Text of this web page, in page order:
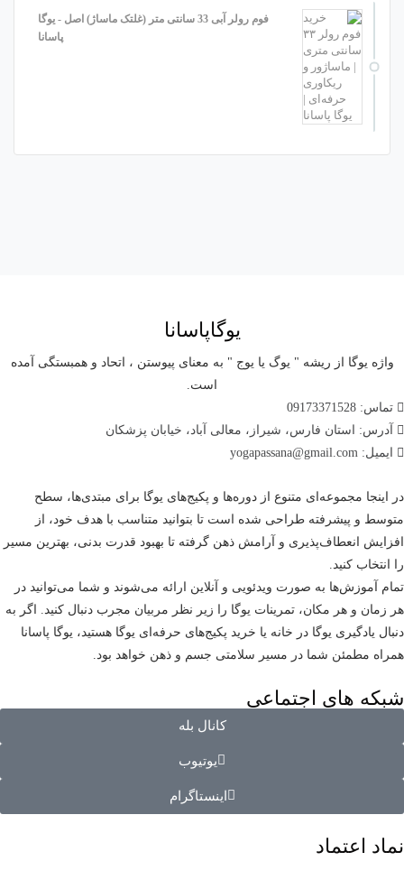
فوم رولر آبی 33 سانتی متر (غلتک ماساژ) اصل - یوگا
پاسانا
یوگاپاسانا
واژه یوگا از ریشه " یوگ یا یوج " به معنای پیوستن ، اتحاد و همبستگی آمده
است.
تماس: 09173371528
آدرس: استان فارس، شیراز، معالی آباد، خیابان پزشکان
ایمیل: yogapassana@gmail.com
در اینجا مجموعه‌ای متنوع از دوره‌ها و پکیج‌های یوگا برای مبتدی‌ها، سطح
متوسط و پیشرفته طراحی شده است تا بتوانید متناسب با هدف خود، از
افزایش انعطاف‌پذیری و آرامش ذهن گرفته تا بهبود قدرت بدنی، بهترین مسیر
را انتخاب کنید.
تمام آموزش‌ها به صورت ویدئویی و آنلاین ارائه می‌شوند و شما می‌توانید در
هر زمان و هر مکان، تمرینات یوگا را زیر نظر مربیان مجرب دنبال کنید. اگر به
دنبال یادگیری یوگا در خانه یا خرید پکیج‌های حرفه‌ای یوگا هستید، یوگا پاسانا
همراه مطمئن شما در مسیر سلامتی جسم و ذهن خواهد بود.
شبکه های اجتماعی
کانال بله
یوتیوب
اینستاگرام
نماد اعتماد